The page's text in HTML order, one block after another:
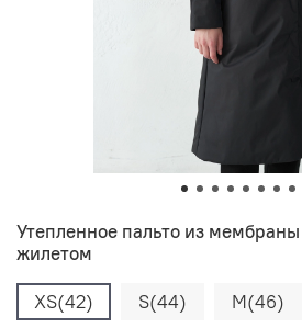
Утепленное пальто из мембраны
жилетом
XS(42)
S(44) M(46)